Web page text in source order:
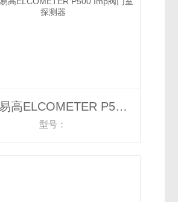
英国易高ELCOMETER P500 Imp阀门室探测器
型号：